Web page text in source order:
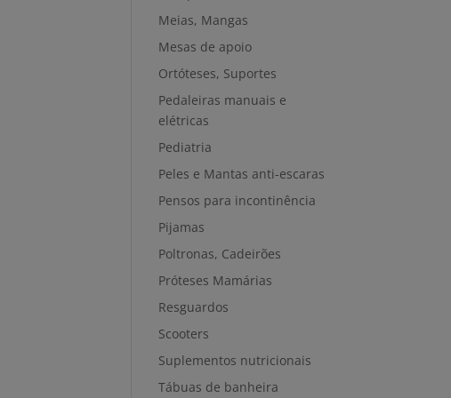
Meias, Mangas
Mesas de apoio
Ortóteses, Suportes
Pedaleiras manuais e
elétricas
Pediatria
Peles e Mantas anti-escaras
Pensos para incontinência
Pijamas
Poltronas, Cadeirões
Próteses Mamárias
Resguardos
Scooters
Suplementos nutricionais
Tábuas de banheira